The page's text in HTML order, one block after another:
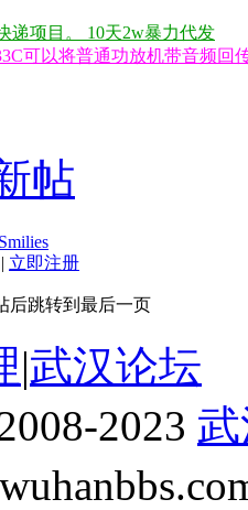
递项目。 10天2w暴力代发
可以将普通功放机带音频回
帖
Smilies
| 立即注册
后跳转到最后一页
|武汉论坛
2023